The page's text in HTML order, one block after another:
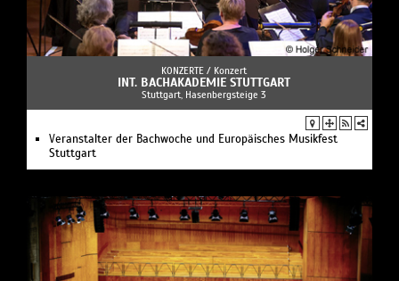
KONZERTE / Konzert
INT. BACHAKADEMIE STUTTGART
Stuttgart, Hasenbergsteige 3
Veranstalter der Bachwoche und Europäisches Musikfest
Stuttgart